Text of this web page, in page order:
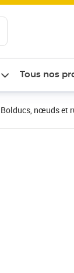
Tous nos
Bolducs, nœuds et